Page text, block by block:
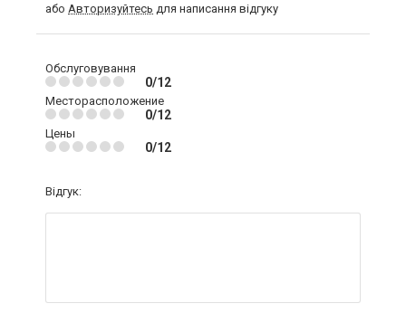
або Авторизуйтесь для написання відгуку
Обслуговування
0/12
Месторасположение
0/12
Цены
0/12
Відгук: